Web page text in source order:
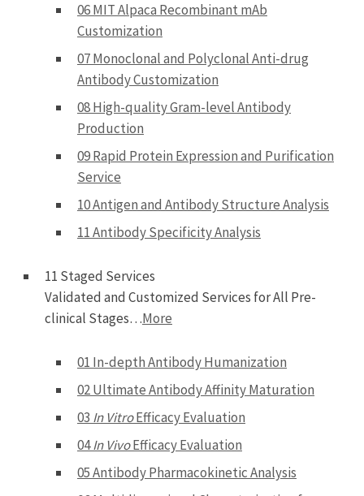
06 MIT Alpaca Recombinant mAb
Customization
07 Monoclonal and Polyclonal Anti-drug
Antibody Customization
08 High-quality Gram-level Antibody
Production
09 Rapid Protein Expression and Purification
Service
10 Antigen and Antibody Structure Analysis
11 Antibody Specificity Analysis
11 Staged Services
Validated and Customized Services for All Pre-
clinical Stages…More
01 In-depth Antibody Humanization
02 Ultimate Antibody Affinity Maturation
03 In VitroEfficacy Evaluation
04In VivoEfficacy Evaluation
05 Antibody Pharmacokinetic Analysis